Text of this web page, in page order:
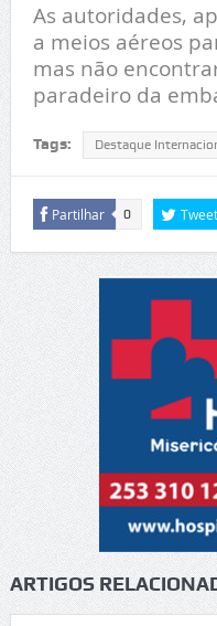
As autoridades,
a meios aéreos
mas não
paradeiro da
Tags: Destaque
Partilhar 0 Tweet
ARTIGOS